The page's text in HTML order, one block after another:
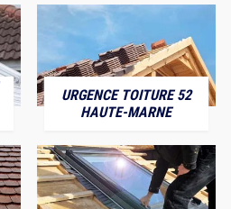
URGENCE TOITURE 52
HAUTE-MARNE